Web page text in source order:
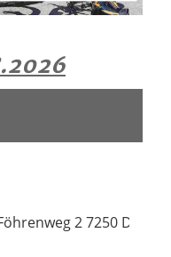
2 7250 Davos